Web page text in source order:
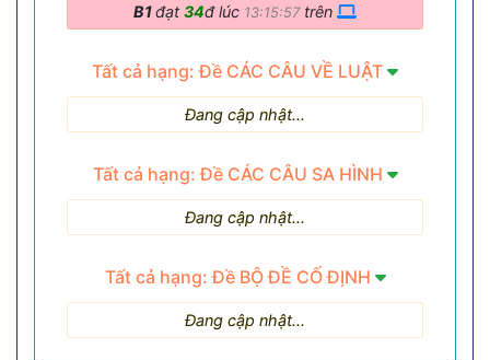
B1đạt 34đ lúc 13:15:57trên
Tất cả hạng: Đề CÁC CÂU VỀ LUẬT
Đang cập nhật...
Tất cả hạng: Đề CÁC CÂU SA HÌNH
Đang cập nhật...
Tất cả hạng: Đề BỘ ĐỀ CỐ ĐỊNH
Đang cập nhật...